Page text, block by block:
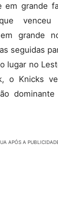
em grande
venceu
grande
seguidas
lugar no
o Knicks
APÓS A